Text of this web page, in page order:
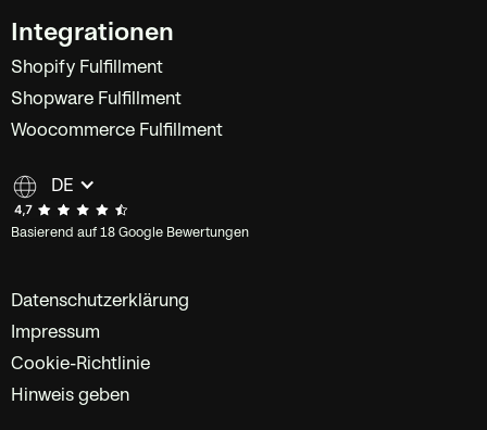
Integrationen
Shopify Fulfillment
Shopware Fulfillment
Woocommerce Fulfillment
DE
Basierend auf 18 Google Bewertungen
Datenschutzerklärung
Impressum
Cookie-Richtlinie
Hinweis geben